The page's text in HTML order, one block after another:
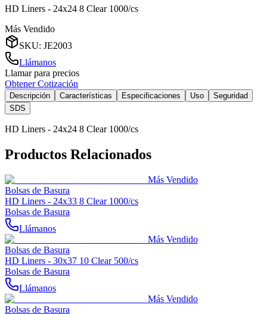
HD Liners - 24x24 8 Clear 1000/cs
Más Vendido
SKU: JE2003
Llámanos
Llamar para precios
Obtener Cotización
Descripción Características Especificaciones Uso
Seguridad
SDS
HD Liners - 24x24 8 Clear 1000/cs
Productos Relacionados
Más Vendido
Bolsas de Basura
HD Liners - 24x33 8 Clear 1000/cs
Bolsas de Basura
Llámanos
Más Vendido
Bolsas de Basura
HD Liners - 30x37 10 Clear 500/cs
Bolsas de Basura
Llámanos
Más Vendido
Bolsas de Basura